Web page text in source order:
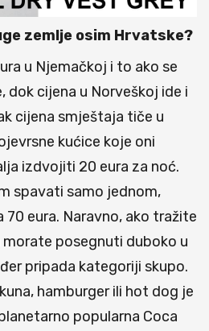
zemlje osim Hrvatske?
u Njemačkoj i to ako se
dok cijena u Norveškoj ide i
cijena smještaja tiče u
kućice koje oni
izdvojiti 20 eura za noć.
spavati samo jednom,
70 eura. Naravno, ako tražite
posegnuti duboko u
pripada kategoriji skupo.
hamburger ili hot dog je
popularna Coca